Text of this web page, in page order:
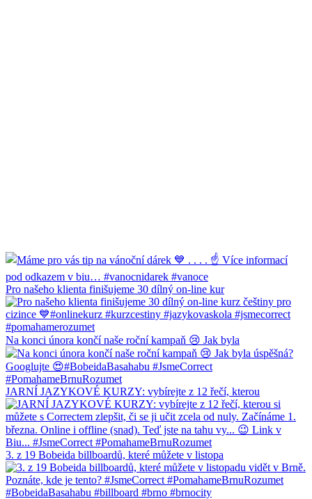
Pro našeho klienta finišujeme 30 dílný on-line kur
Na konci února končí naše roční kampaň 😢 Jak byla
JARNÍ JAZYKOVÉ KURZY: vybírejte z 12 řečí, kterou
3. z 19 Bobeida billboardů, které můžete v listopa